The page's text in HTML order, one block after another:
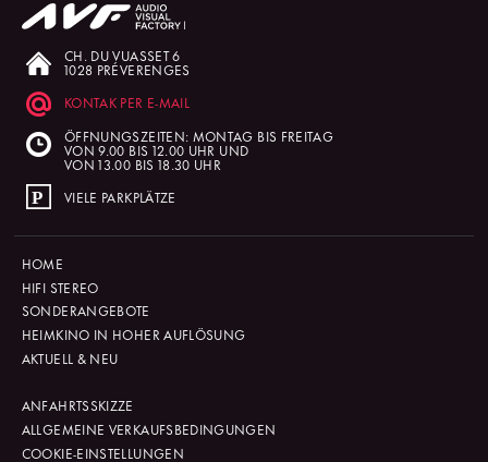
CH. DU VUASSET 6
1028 PRÉVERENGES
KONTAK PER E-MAIL
ÖFFNUNGSZEITEN: MONTAG BIS FREITAG
VON 9.00 BIS 12.00 UHR UND
VON 13.00 BIS 18.30 UHR
VIELE PARKPLÄTZE
HOME
HIFI STEREO
SONDERANGEBOTE
HEIMKINO IN HOHER AUFLÖSUNG
AKTUELL & NEU
ANFAHRTSSKIZZE
ALLGEMEINE VERKAUFSBEDINGUNGEN
COOKIE-EINSTELLUNGEN